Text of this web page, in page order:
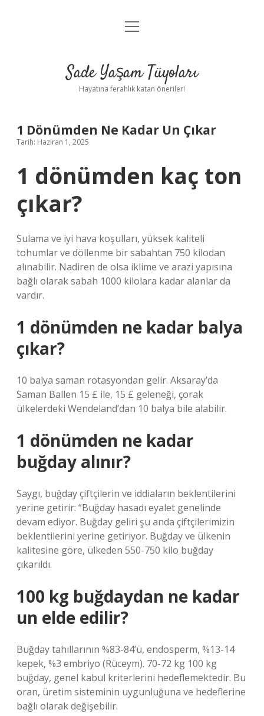
Anasayfa
Yasal Uyarı
menüyü
Sade Yaşam Tüyoları
Hayatına ferahlık katan öneriler!
1 Dönümden Ne Kadar Un Çıkar
Tarih: Haziran 1, 2025
1 dönümden kaç ton
çıkar?
Sulama ve iyi hava koşulları, yüksek kaliteli
tohumlar ve döllenme bir sabahtan 750 kilodan
alınabilir. Nadiren de olsa iklime ve arazi yapısına
bağlı olarak sabah 1000 kilolara kadar alanlar da
vardır.
1 dönümden ne kadar balya
çıkar?
10 balya saman rotasyondan gelir. Aksaray’da
Saman Ballen 15 £ ile, 15 £ geleneği, çorak
ülkelerdeki Wendeland’dan 10 balya bile alabilir.
1 dönümden ne kadar
buğday alınır?
Saygı, buğday çiftçilerin ve iddiaların beklentilerini
yerine getirir: “Buğday hasadı eyalet genelinde
devam ediyor. Buğday geliri şu anda çiftçilerimizin
beklentilerini yerine getiriyor. Buğday ve ülkenin
kalitesine göre, ülkeden 550-750 kilo buğday
çıkarıldı.
100 kg buğdaydan ne kadar
un elde edilir?
Buğday tahıllarının %83-84’ü, endosperm, %13-14
kepek, %3 embriyo (Rüceym). 70-72 kg 100 kg
buğday, genel kabul kriterlerini hedeflemektedir. Bu
oran, üretim sisteminin uygunluğuna ve hedeflerine
bağlı olarak değişebilir.